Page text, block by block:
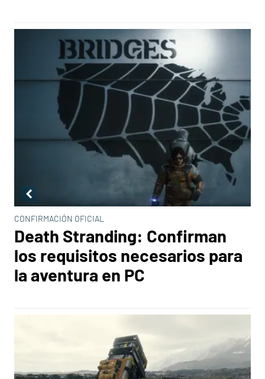
CONFIRMACIÓN OFICIAL
Death Stranding: Confirman
los requisitos necesarios para
la aventura en PC